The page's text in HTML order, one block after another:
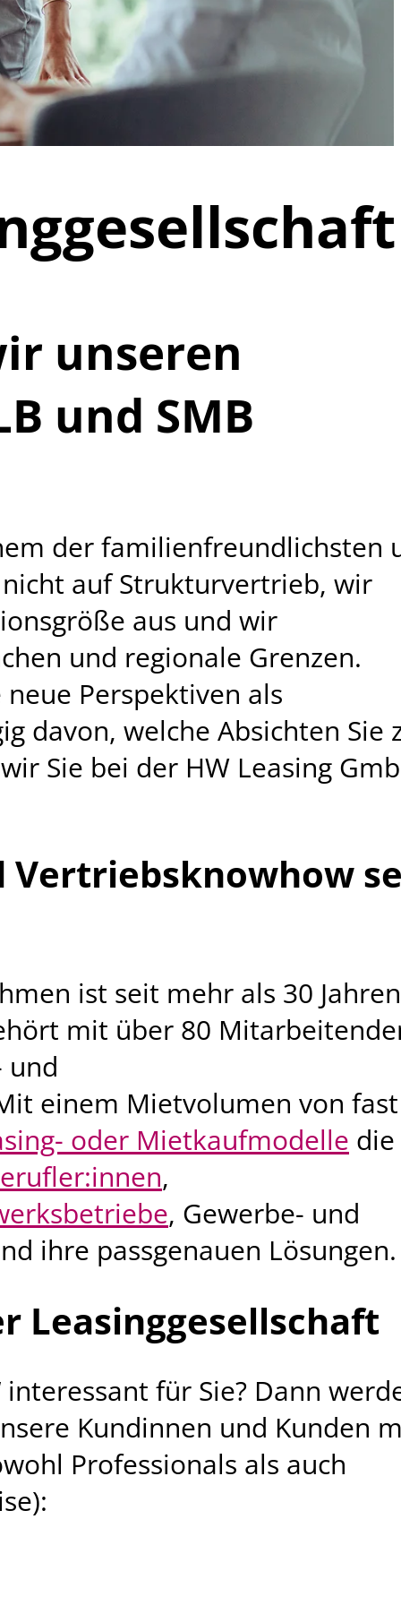
unseren
und SMB
der familienfreundlichsten
auf Strukturvertrieb, wir
aus und wir
und regionale Grenzen.
Perspektiven als
davon, welche Absichten Sie
Sie bei der HW Leasing
Vertriebsknowhow
ist seit mehr als 30 Jahren
mit über 80
und
einem Mietvolumen von fast
oder Mietkaufmodelle die
,
, Gewerbe- und
ihre passgenauen Lösungen.
Leasinggesellschaft
für Sie? Dann
Kundinnen und Kunden
Professionals als auch